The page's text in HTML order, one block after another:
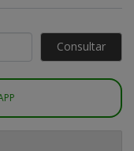
Consultar